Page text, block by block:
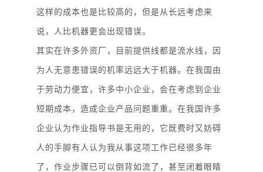
这样的成本也是比较高的，但是从长远考虑来
说，人比机器更会出现错误。
其实在许多外资厂，目前提供线都是流水线，因
为人无意患错误的机率远远大于机器。在我国由
于劳动力便宜，许多中小企业，会在考虑到企业
短期成本，造成企业产品问题重重。在我国许多
企业认为作业指导书是无用的，它既费时又妨碍
人的手脚有人认为我从事这项工作已经很多年
了，作业步骤已可以倒背如流了，甚至闭着眼睛